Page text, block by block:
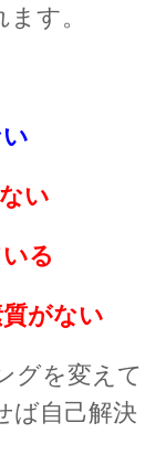
す。
い
る
がない
グを変えて
ば自己解決